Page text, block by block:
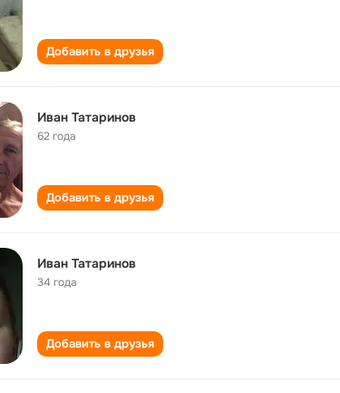
Добавить в друзья
Иван Татаринов
62 года
Добавить в друзья
Иван Татаринов
34 года
Добавить в друзья